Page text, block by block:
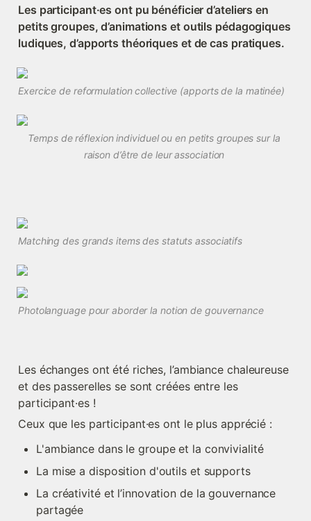
Les participant·es ont pu bénéficier d’ateliers en
petits groupes, d’animations et outils pédagogiques
ludiques, d’apports théoriques et de cas pratiques.
Exercice de reformulation collective (apports de la matinée)
Temps de réflexion individuel ou en petits groupes sur la
raison d’être de leur association
Matching des grands items des statuts associatifs
Photolanguage pour aborder la notion de gouvernance
Les échanges ont été riches, l’ambiance chaleureuse
et des passerelles se sont créées entre les
participant·es !
Ceux que les participant·es ont le plus apprécié :
L'ambiance dans le groupe et la convivialité
La mise a disposition d'outils et supports
La créativité et l’innovation de la gouvernance
partagée